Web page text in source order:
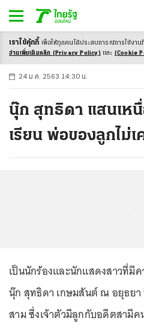
-ก ก ก+
24 ม.ค. 2563 14:30 น.
นุ๊ก สุทธิดา แสนเห
เรียน พ่อของลูกไม่เ
เป็นนักร้องและนักแสดงสาวที่มี
นุ๊ก สุทธิดา เกษมสันต์ ณ อยุธย
สาม ซึ่งเจ้าตัวมีลูกกับอดีตสามี
เราใช้คุ้กกี้ เพื่อให้ทุกคนได้ประสบการณ์การใช้งา
อ่านเพิ่มเติมคลิก (Privacy Policy) และ (Cookie